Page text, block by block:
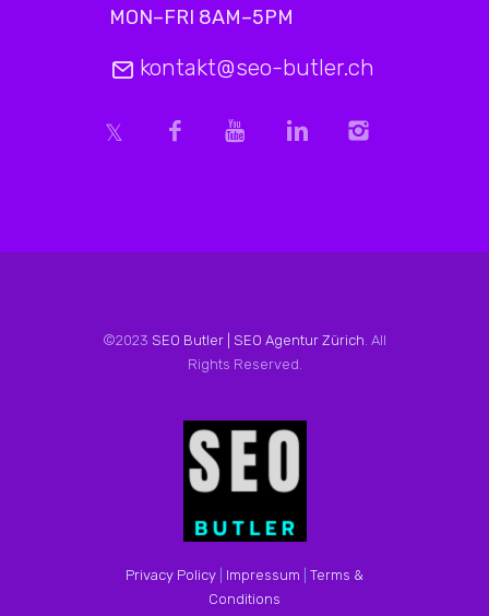
MON–FRI 8AM–5PM
kontakt@seo-butler.ch
©2023 SEO Butler | SEO Agentur Zürich . All
Rights Reserved.
Privacy Policy Impressum
Terms &
Conditions